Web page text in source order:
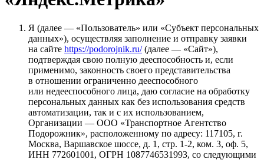
Я (далее — «Пользователь» или «Субъект персональных
данных»), осуществляя заполнение и отправку заявки
на сайте https://podorojnik.ru/(далее — «Сайт»),
подтверждая свою полную дееспособность и, если
применимо, законность своего представительства
в отношении ограниченно дееспособного
или недееспособного лица, даю согласие на обработку
персональных данных как без использования средств
автоматизации, так и с их использованием,
Организации — ООО «Транспортное Агентство
Подорожник», расположенному по адресу: 117105, г.
Москва, Варшавское шоссе, д. 1, стр. 1-2, ком. 3, оф. 5,
ИНН 772601001, ОГРН 1087746531993, со следующими